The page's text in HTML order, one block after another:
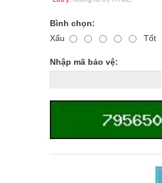
Bình chọn:
Xấu
Tốt
Nhập mã bảo vệ: